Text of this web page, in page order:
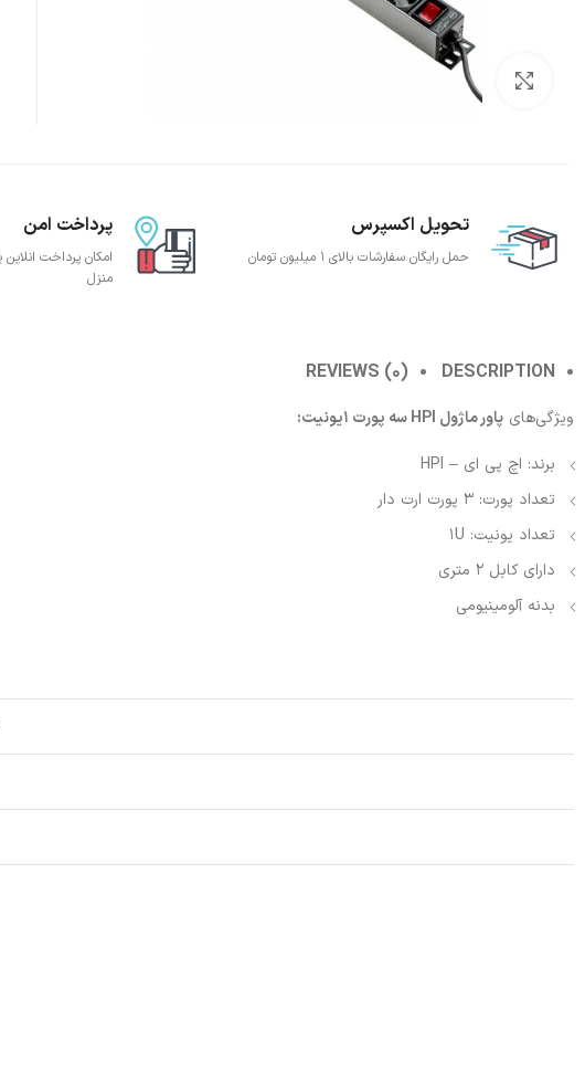
بزرگنمایی تصویر
تحویل اکسپرس
حمل رایگان سفارشات بالای 1 میلیون تومان
پرداخت امن
امکان پرداخت
منزل
DESCRIPTION
REVIEWS (0)
ویژگی‌های پاور ماژول HPI سه پورت 1یونیت:
برند: اچ پی ای – HPI
تعداد پورت: 3 پورت ارت دار
تعداد یونیت: 1U
دارای کابل 2 متری
بدنه آلومینیومی